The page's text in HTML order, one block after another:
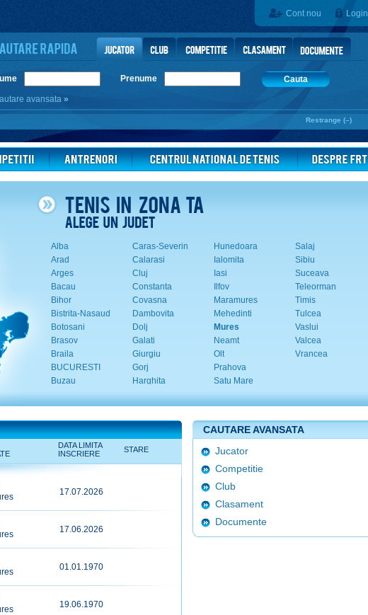
Cont nou Login
Prenume
Cauta
avansata »
Restrange (–)
Alba
Arad
Arges
Bacau
Bihor
Bistrita-Nasaud
Botosani
Brasov
Braila
BUCURESTI
Buzau
Caras-Severin
Calarasi
Cluj
Constanta
Covasna
Dambovita
Dolj
Galati
Giurgiu
Gorj
Harghita
Hunedoara
Ialomita
Iasi
Ilfov
Maramures
Mehedinti
Mures
Neamt
Olt
Prahova
Satu Mare
Salaj
Sibiu
Suceava
Teleorman
Timis
Tulcea
Vaslui
Valcea
Vrancea
DATA LIMITA
INSCRIERE
STARE
17.07.2026
17.06.2026
01.01.1970
19.06.1970
CAUTARE AVANSATA
Jucator
Competitie
Club
Clasament
Documente